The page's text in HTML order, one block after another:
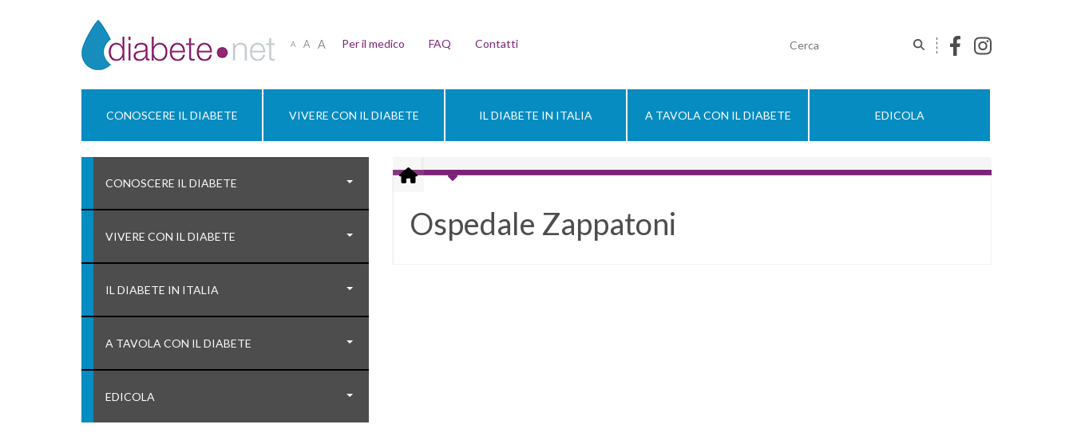
A A A Per il medico FAQ Contatti
CONOSCERE IL DIABETE VIVERE CON IL DIABETE IL DIABETE IN ITALIA A TAVOLA CON IL DIABETE EDICOLA
CONOSCERE IL DIABETE
VIVERE CON IL DIABETE
IL DIABETE IN ITALIA
A TAVOLA CON IL DIABETE
EDICOLA
Ospedale Zappatoni